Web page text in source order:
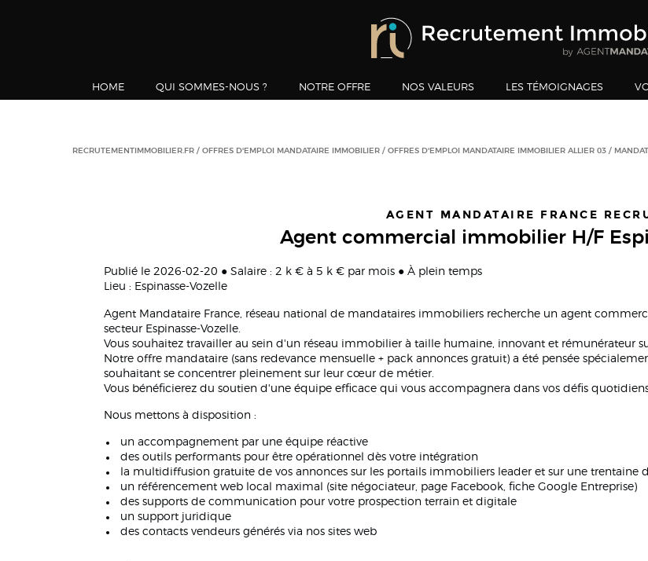
HOME QUI SOMMES-NOUS ? NOTRE OFFRE NOS VALEURS LES TÉMOIGNAGES
RECRUTEMENTIMMOBILIER.FR OFFRES D'EMPLOI MANDATAIRE IMMOBILIER OFFRES D'EMPLOI MANDATAIRE IMMOBILIER ALLIER 03
AGENT MANDATAIRE FRANCE
Agent commercial immobilier H/F
Publié le 2026-02-20 ● Salaire : 2 k € à 5 k € par mois ● À plein temps
Lieu : Espinasse-Vozelle
Agent Mandataire France, réseau national de mandataires immobiliers recherche un agent
secteur Espinasse-Vozelle.
Vous souhaitez travailler au sein d'un réseau immobilier à taille humaine, innovant et rémunérateur
Notre offre mandataire (sans redevance mensuelle + pack annonces gratuit) a été pensée
souhaitant se concentrer pleinement sur leur cœur de métier.
Vous bénéficierez du soutien d'une équipe efficace qui vous accompagnera dans vos défis
Nous mettons à disposition :
un accompagnement par une équipe réactive
des outils performants pour être opérationnel dès votre intégration
la multidiffusion gratuite de vos annonces sur les portails immobiliers leader et sur une trentaine
un référencement web local maximal (site négociateur, page Facebook, fiche Google Entreprise)
des supports de communication pour votre prospection terrain et digitale
un support juridique
des contacts vendeurs générés via nos sites web